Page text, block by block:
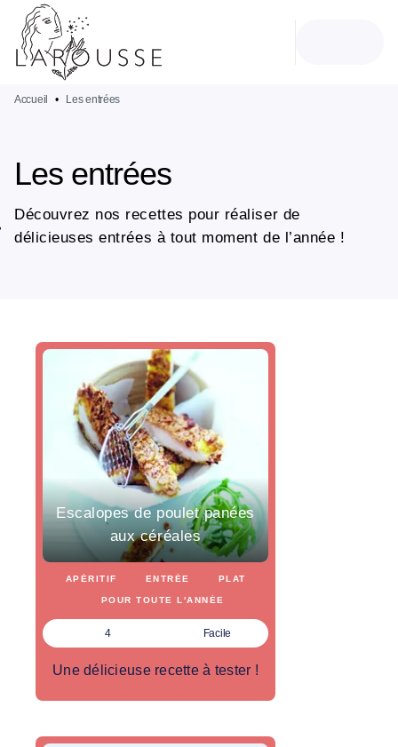
MENU
PIED DE PAGE
Accueil • Les entrées
Les entrées
Découvrez nos recettes pour réaliser de
délicieuses entrées à tout moment de l’année !
Escalopes de poulet panées
aux céréales
APÉRITIF ENTRÉE PLAT
POUR TOUTE L'ANNÉE
4 Facile
Une délicieuse recette à tester !